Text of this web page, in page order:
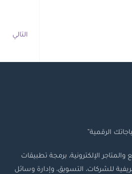
التالي
الرقمية”
الإلكترونية، برمجة تطبيقات
للشركات، التسويق، وإدارة وسائل